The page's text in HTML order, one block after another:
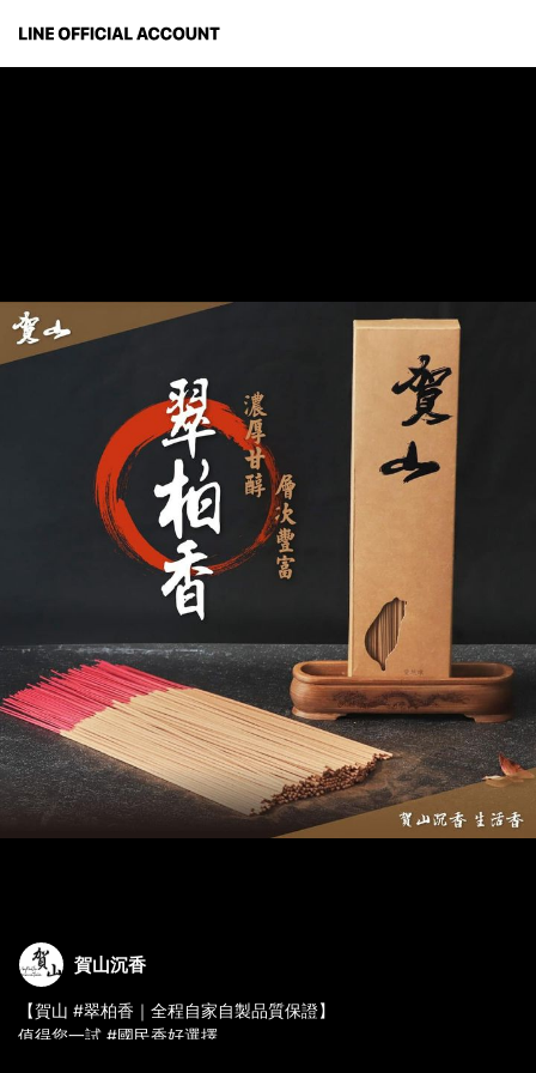
賀山沉香
【賀山 #翠柏香｜全程自家自製品質保證】
值得您一試 #國民香好選擇